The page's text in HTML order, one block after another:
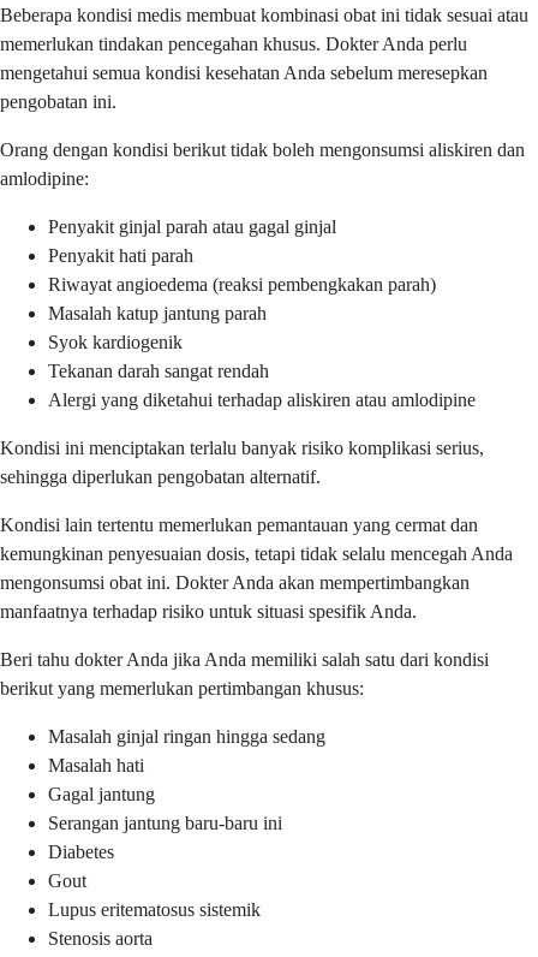
Beberapa kondisi medis membuat kombinasi obat ini tidak sesuai atau
memerlukan tindakan pencegahan khusus. Dokter Anda perlu
mengetahui semua kondisi kesehatan Anda sebelum meresepkan
pengobatan ini.
Orang dengan kondisi berikut tidak boleh mengonsumsi aliskiren dan
amlodipine:
Penyakit ginjal parah atau gagal ginjal
Penyakit hati parah
Riwayat angioedema (reaksi pembengkakan parah)
Masalah katup jantung parah
Syok kardiogenik
Tekanan darah sangat rendah
Alergi yang diketahui terhadap aliskiren atau amlodipine
Kondisi ini menciptakan terlalu banyak risiko komplikasi serius,
sehingga diperlukan pengobatan alternatif.
Kondisi lain tertentu memerlukan pemantauan yang cermat dan
kemungkinan penyesuaian dosis, tetapi tidak selalu mencegah Anda
mengonsumsi obat ini. Dokter Anda akan mempertimbangkan
manfaatnya terhadap risiko untuk situasi spesifik Anda.
Beri tahu dokter Anda jika Anda memiliki salah satu dari kondisi
berikut yang memerlukan pertimbangan khusus:
Masalah ginjal ringan hingga sedang
Masalah hati
Gagal jantung
Serangan jantung baru-baru ini
Diabetes
Gout
Lupus eritematosus sistemik
Stenosis aorta